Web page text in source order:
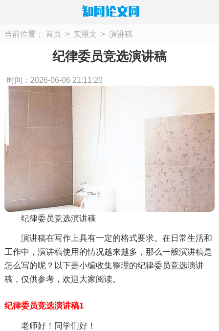
当前位置： 首页 > 实用文 > 演讲稿
纪律委员竞选演讲稿
时间：2026-06-06 21:11:20
纪律委员竞选演讲稿
演讲稿在写作上具有一定的格式要求。在日常生活和
工作中，演讲稿使用的情况越来越多，那么一般演讲稿是
怎么写的呢？以下是小编收集整理的纪律委员竞选演讲
稿，仅供参考，欢迎大家阅读。
纪律委员竞选演讲稿1
老师好！同学们好！